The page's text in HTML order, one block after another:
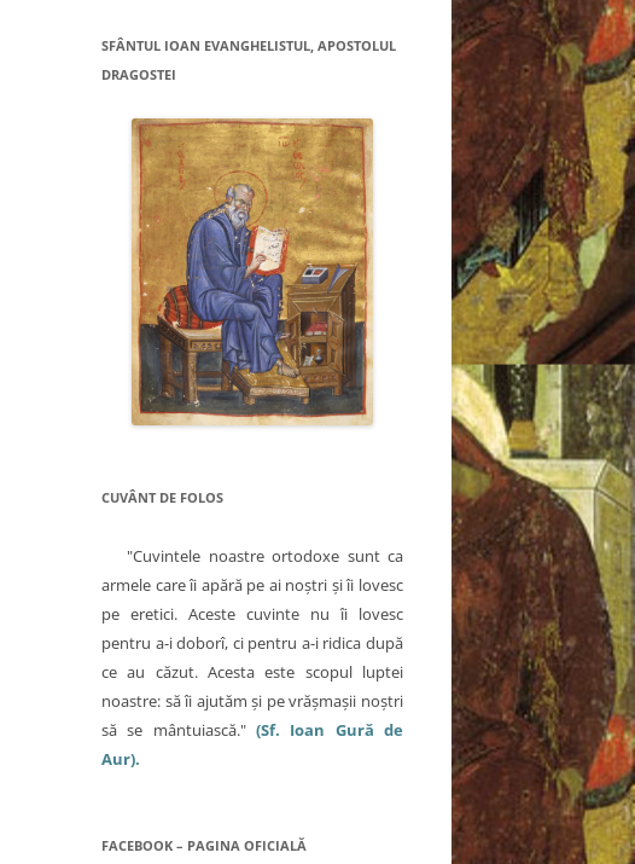
SFÂNTUL IOAN EVANGHELISTUL, APOSTOLUL
DRAGOSTEI
CUVÂNT DE FOLOS
"Cuvintele noastre ortodoxe sunt ca
armele care îi apără pe ai noştri şi îi lovesc
pe eretici. Aceste cuvinte nu îi lovesc
pentru a-i doborî, ci pentru a-i ridica după
ce au căzut. Acesta este scopul luptei
noastre: să îi ajutăm şi pe vrăşmaşii noştri
să se mântuiască." (Sf. Ioan Gură de
Aur).
FACEBOOK – PAGINA OFICIALĂ